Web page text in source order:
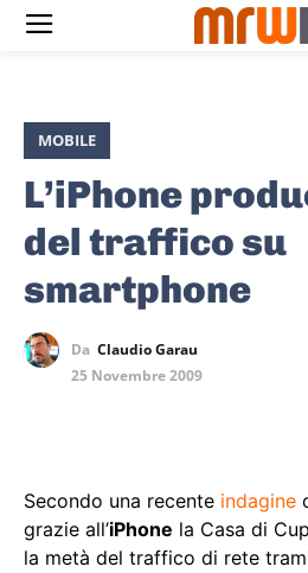
MOBILE
L’iPhone
del traffico su
smartphone
Da Claudio Garau
25 Novembre 2009
Secondo una recente indagine
grazie all’iPhone la Casa di
la metà del traffico di rete